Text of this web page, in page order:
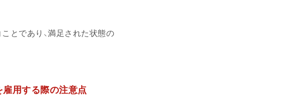
ことであり、満足された状態の
用する際の注意点